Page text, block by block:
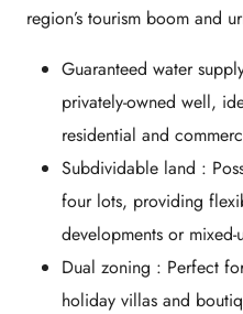
region’s tourism boom and
Guaranteed water
privately-owned well,
residential and
Subdividable land :
four lots, providing
developments or mixed-
Dual zoning : Perfect
holiday villas and